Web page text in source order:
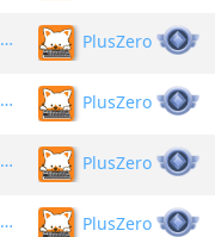
申论范文（四）擦亮生态底色 建设美丽广东 PlusZero
申论范文（三）产业兴粤 谱写乡村全面振兴新篇 PlusZero
申论范文（二）向海图强 打造海上新广东 PlusZero
申论范文（一）创新赋能发展 实干再造广东 PlusZero